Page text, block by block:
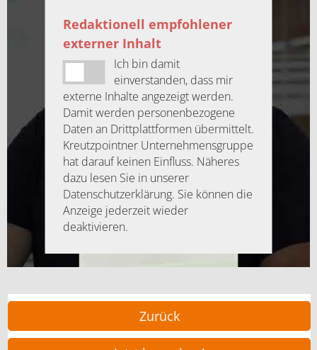
Zurück
Redaktionell empfohlener
externer Inhalt
Ich bin damit
einverstanden, dass mir
externe Inhalte angezeigt werden.
Damit werden personenbezogene
Daten an Drittplattformen übermittelt.
Kreutzpointner Unternehmensgruppe
hat darauf keinen Einfluss. Näheres
dazu lesen Sie in unserer
Datenschutzerklärung. Sie können die
Anzeige jederzeit wieder
deaktivieren.